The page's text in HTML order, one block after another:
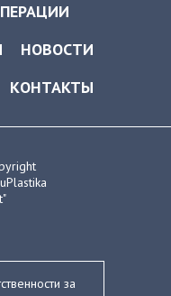
НОВОСТИ
КОНТАКТЫ
за